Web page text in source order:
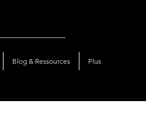
Blog & Ressources Plus